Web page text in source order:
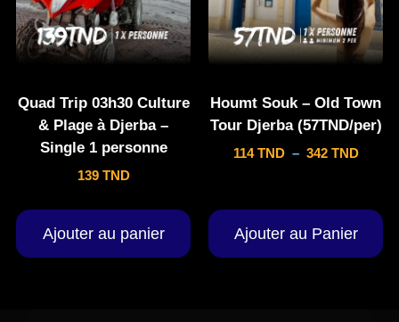
Quad Trip 03h30 Culture
& Plage à Djerba –
Single 1 personne
139 TND
Ajouter au panier
Houmt Souk – Old Town
Tour Djerba (57TND/per)
114TND – 342 TND
Ajouter au Panier